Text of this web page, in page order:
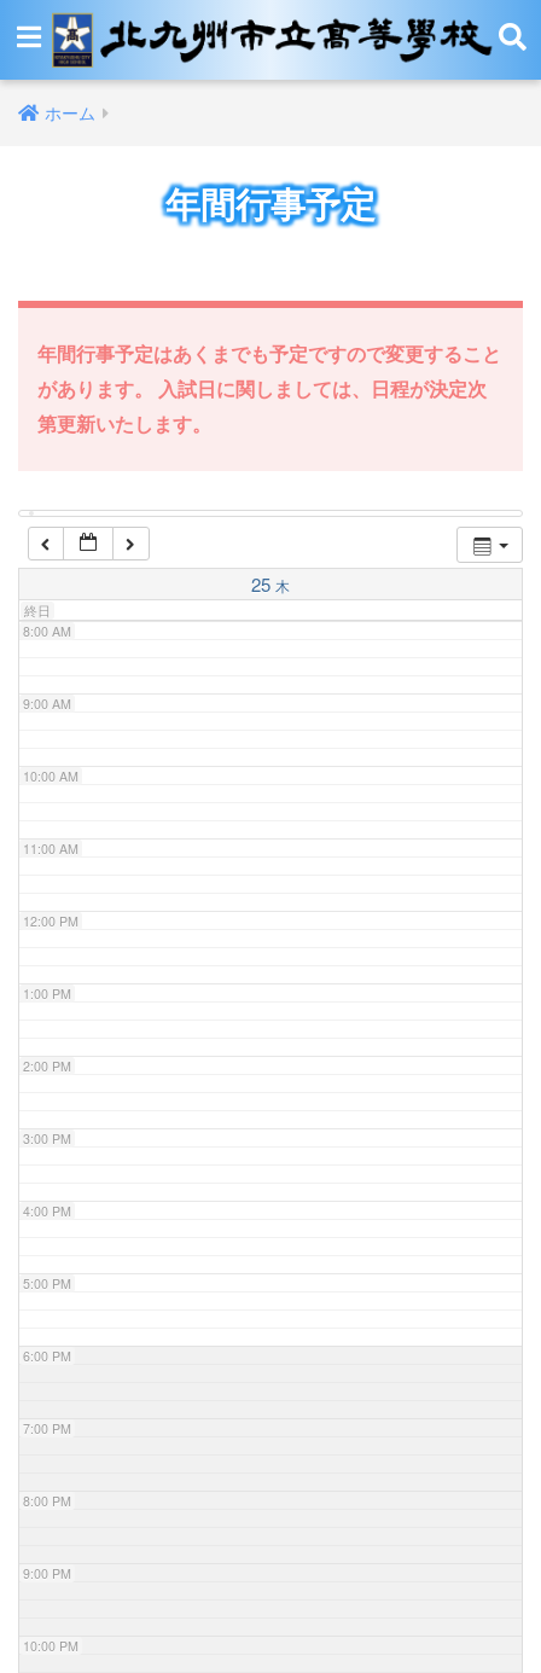
ホーム
年間行事予定
年間行事予定はあくまでも予定ですので変更すること
があります。 入試日に関しましては、日程が決定次
第更新いたします。
25 木
終日
12:00 AM
1:00 AM
4:00 AM
5:00 AM
7:00 AM
8:00 AM
9:00 AM
10:00 AM
11:00 AM
12:00 PM
1:00 PM
2:00 PM
3:00 PM
4:00 PM
5:00 PM
6:00 PM
7:00 PM
8:00 PM
9:00 PM
10:00 PM